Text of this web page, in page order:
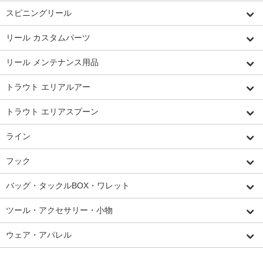
スピニングリール
リール カスタムパーツ
リール メンテナンス用品
トラウト エリアルアー
トラウト エリアスプーン
ライン
フック
バッグ・タックルBOX・ワレット
ツール・アクセサリー・小物
ウェア・アパレル